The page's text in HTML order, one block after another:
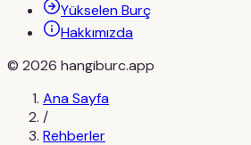
Yükselen Burç
Hakkımızda
© 2026 hangiburc.app
Ana Sayfa
/
Rehberler